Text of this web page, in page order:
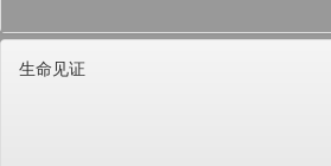
生命见证